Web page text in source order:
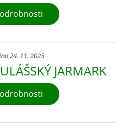
24. 11. 2025
JARMARK